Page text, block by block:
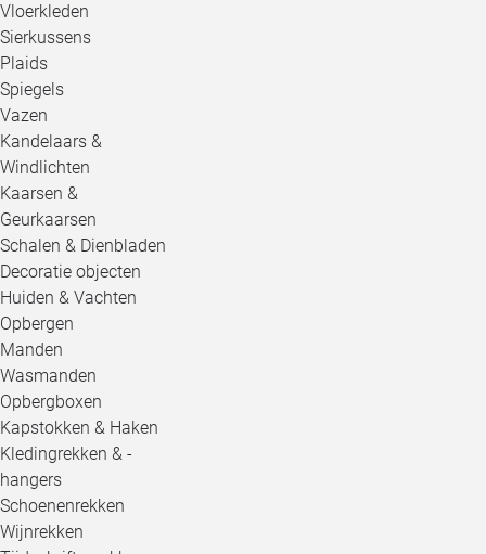
Vloerkleden
Sierkussens
Plaids
Spiegels
Vazen
Kandelaars &
Windlichten
Kaarsen &
Geurkaarsen
Schalen & Dienbladen
Decoratie objecten
Huiden & Vachten
Opbergen
Manden
Wasmanden
Opbergboxen
Kapstokken & Haken
Kledingrekken & -
hangers
Schoenenrekken
Wijnrekken